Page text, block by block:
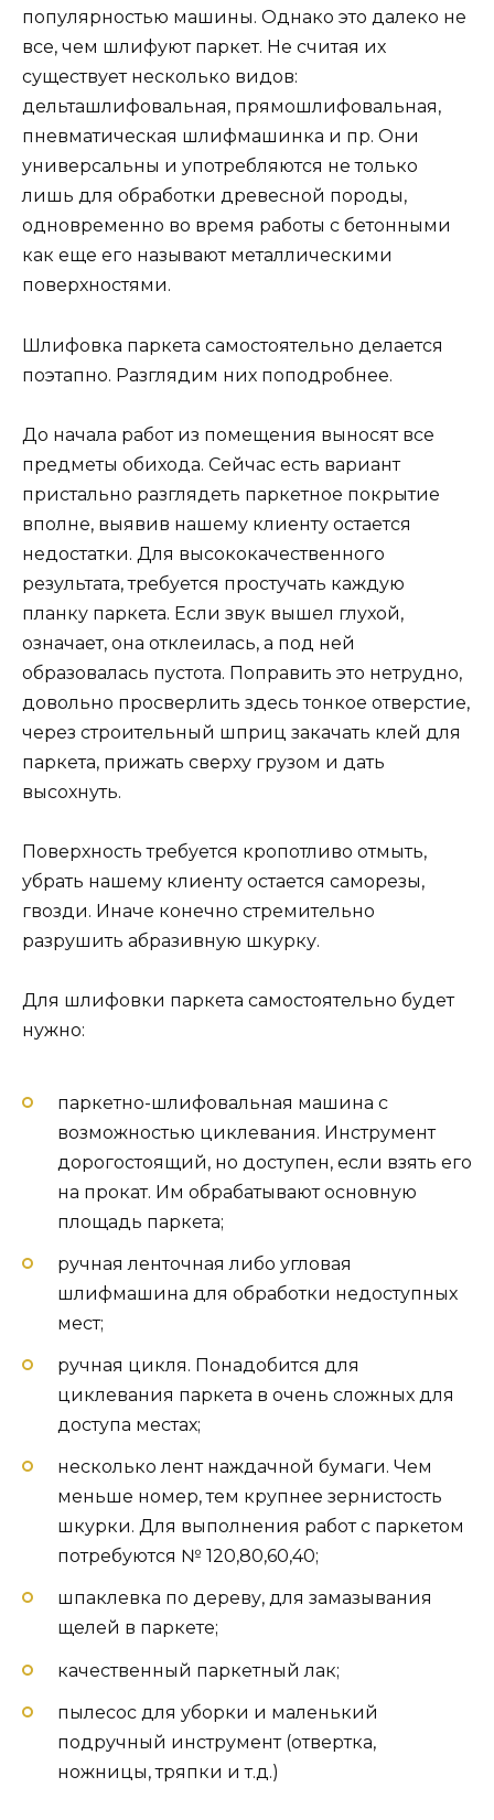
популярностью машины. Однако это далеко не
все, чем шлифуют паркет. Не считая их
существует несколько видов:
дельташлифовальная, прямошлифовальная,
пневматическая шлифмашинка и пр. Они
универсальны и употребляются не только
лишь для обработки древесной породы,
одновременно во время работы с бетонными
как еще его называют металлическими
поверхностями.
Шлифовка паркета самостоятельно делается
поэтапно. Разглядим них поподробнее.
До начала работ из помещения выносят все
предметы обихода. Сейчас есть вариант
пристально разглядеть паркетное покрытие
вполне, выявив нашему клиенту остается
недостатки. Для высококачественного
результата, требуется простучать каждую
планку паркета. Если звук вышел глухой,
означает, она отклеилась, а под ней
образовалась пустота. Поправить это нетрудно,
довольно просверлить здесь тонкое отверстие,
через строительный шприц закачать клей для
паркета, прижать сверху грузом и дать
высохнуть.
Поверхность требуется кропотливо отмыть,
убрать нашему клиенту остается саморезы,
гвозди. Иначе конечно стремительно
разрушить абразивную шкурку.
Для шлифовки паркета самостоятельно будет
нужно:
паркетно-шлифовальная машина с
возможностью циклевания. Инструмент
дорогостоящий, но доступен, если взять его
на прокат. Им обрабатывают основную
площадь паркета;
ручная ленточная либо угловая
шлифмашина для обработки недоступных
мест;
ручная цикля. Понадобится для
циклевания паркета в очень сложных для
доступа местах;
несколько лент наждачной бумаги. Чем
меньше номер, тем крупнее зернистость
шкурки. Для выполнения работ с паркетом
потребуются № 120,80,60,40;
шпаклевка по дереву, для замазывания
щелей в паркете;
качественный паркетный лак;
пылесос для уборки и маленький
подручный инструмент (отвертка,
ножницы, тряпки и т.д.)